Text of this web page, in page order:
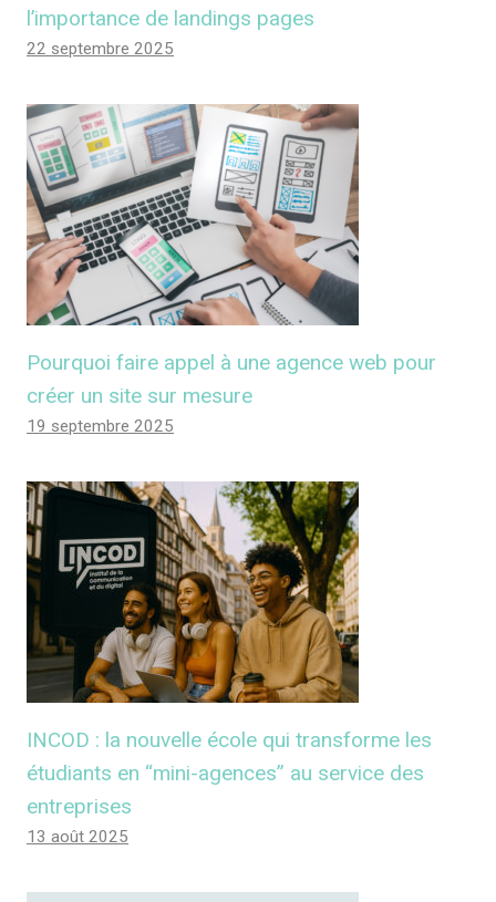
l’importance de landings pages
22 septembre 2025
Pourquoi faire appel à une agence web pour
créer un site sur mesure
19 septembre 2025
INCOD : la nouvelle école qui transforme les
étudiants en “mini-agences” au service des
entreprises
13 août 2025